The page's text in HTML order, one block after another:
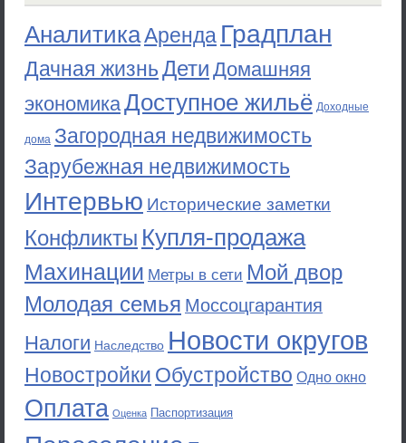
АналитикаАренда Градплан
Дачная жизньДети Домашняя
экономикаДоступное жильё Доходные
дома Загородная недвижимость
Зарубежная недвижимость
Интервью Исторические заметки
Конфликты Купля-продажа
Махинации Метры в сети Мой двор
Молодая семья Моссоцгарантия
Налоги Наследство Новости округов
Новостройки Обустройство Одно окно
Оплата Оценка Паспортизация